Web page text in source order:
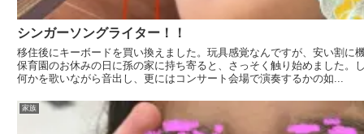
シンガーソングライター！！
移住後にキーボードを買い換えました。玩具感覚なんですが、安い割に
保育園のお休みの日に孫の家に持ち寄ると、さっそく触り始めました。
何かを歌いながら音出し、更にはコンサート会場で演奏するかの如...
家族